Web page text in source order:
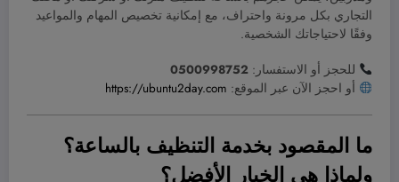
التجاري بكل مرونة واحتراف، مع إمكانية تخصيص المهام والمواعيد
وفقًا لاحتياجاتك الشخصية.
للحجز أو الاستفسار:0500998752
أو احجز الآن عبر الموقع: https://ubuntu2day.com
ما المقصود بخدمة التنظيف بالساعة؟
ولماذا هي الخيار الأفضل؟